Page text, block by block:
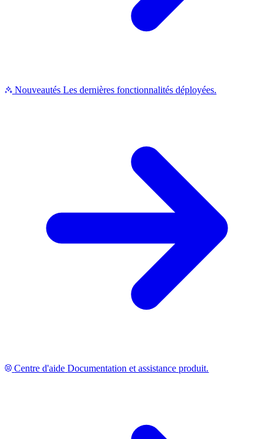
Nouveautés Les dernières fonctionnalités déployées.
Centre d'aide Documentation et assistance produit.